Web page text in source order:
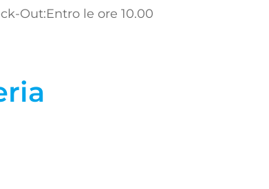
Out:Entro le ore 10.00